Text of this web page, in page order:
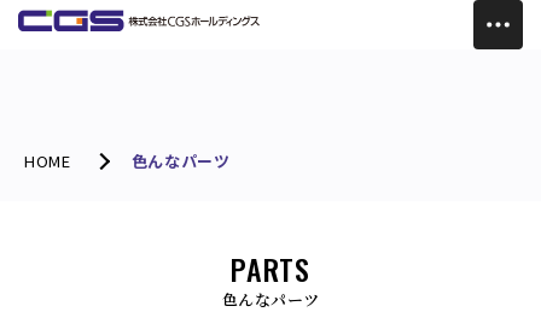
HOME 色んなパーツ
PARTS
色んなパーツ